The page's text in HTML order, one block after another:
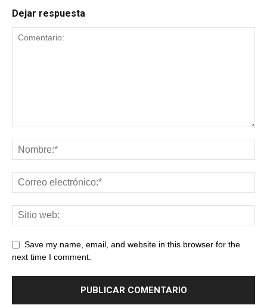
Dejar respuesta
Save my name, email, and website in this browser for the
next time I comment.